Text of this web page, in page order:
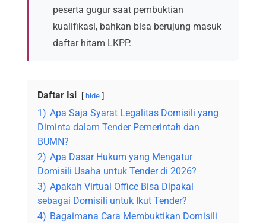
peserta gugur saat pembuktian
kualifikasi, bahkan bisa berujung masuk
daftar hitam LKPP.
Daftar Isi hide
1) Apa Saja Syarat Legalitas Domisili yang
Diminta dalam Tender Pemerintah dan
BUMN?
2) Apa Dasar Hukum yang Mengatur
Domisili Usaha untuk Tender di 2026?
3) Apakah Virtual Office Bisa Dipakai
sebagai Domisili untuk Ikut Tender?
4) Bagaimana Cara Membuktikan Domisili